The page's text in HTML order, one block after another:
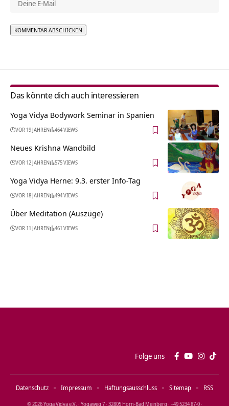
Das könnte dich auch interessieren
Yoga Vidya Bodywork Seminar in Spanien
VOR 19 JAHREN 464 VIEWS
Neues Krishna Wandbild
VOR 12 JAHREN 575 VIEWS
Yoga Vidya Herne: 9.3. erster Info-Tag
VOR 18 JAHREN 494 VIEWS
Über Meditation (Auszüge)
VOR 11 JAHREN 461 VIEWS
Folge uns
© 2026 Yoga Vidya e.V. · Yogaweg 7 · 32805 Horn‑Bad Meinberg · +49 5234 87‑0 ·
Datenschutz Impressum Haftungsausschluss Sitemap RSS